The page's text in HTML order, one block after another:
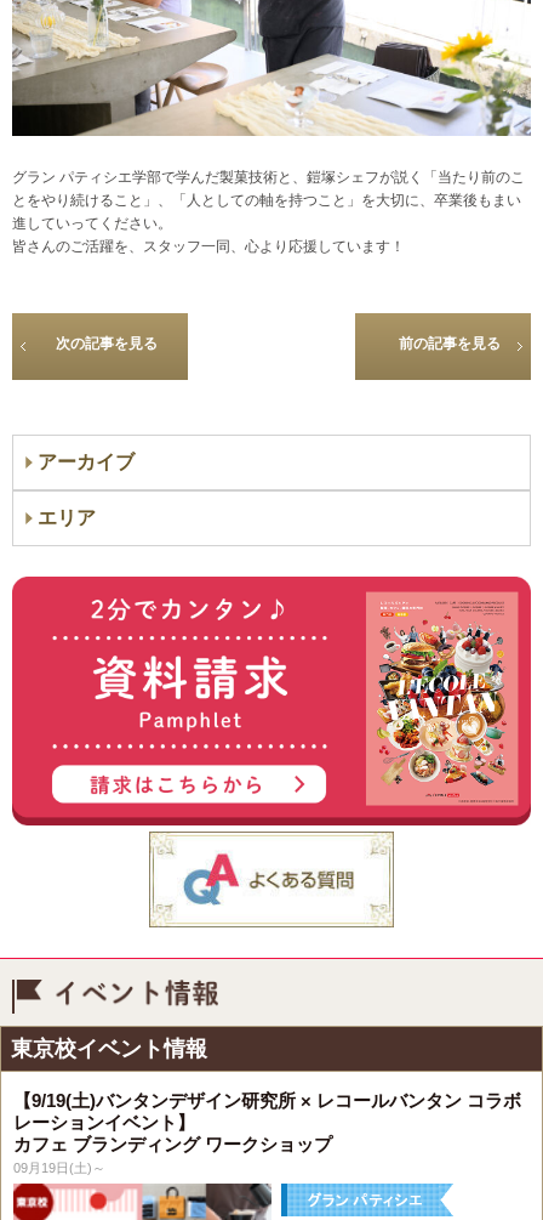
グラン パティシエ学部で学んだ製菓技術と、鎧塚シェフが説く「当たり前のこ
とをやり続けること」、「人としての軸を持つこと」を大切に、卒業後もまい
進していってください。
皆さんのご活躍を、スタッフ一同、心より応援しています！
次の記事を見る 前の記事を見る
アーカイブ
エリア
東京校イベント情報
【9/19(土)バンタンデザイン研究所 × レコールバンタン コラボ
レーションイベント】
カフェ ブランディング ワークショップ
09月19日(土)～